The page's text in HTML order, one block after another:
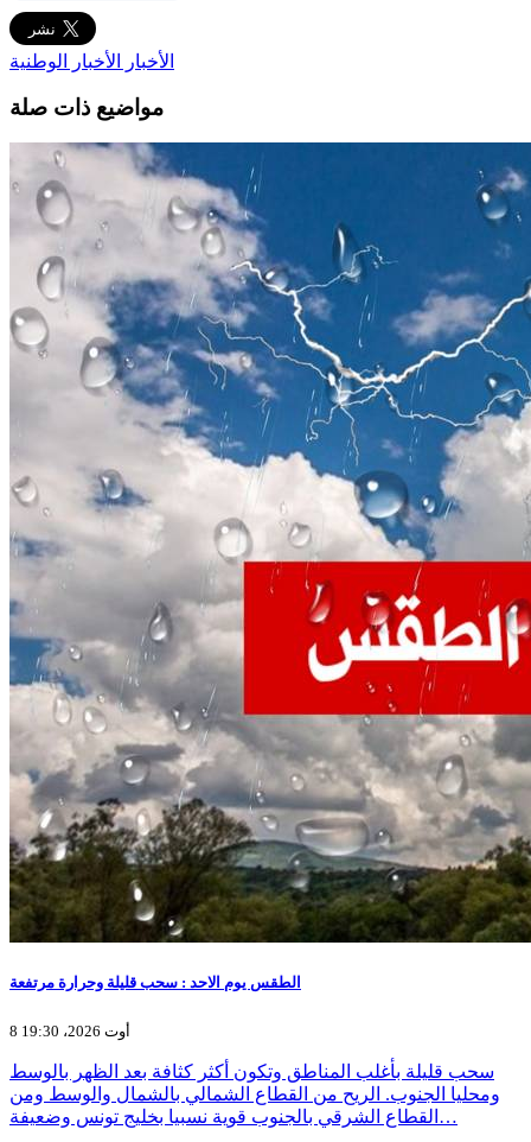
الأخبار الأخبار الوطنية
مواضيع ذات صلة
الطقس يوم الاحد : سحب قليلة وحرارة مرتفعة
8 أوت 2026، 19:30
سحب قليلة بأغلب المناطق وتكون أكثر كثافة بعد الظهر بالوسط
ومحليا الجنوب. الريح من القطاع الشمالي بالشمال والوسط ومن
القطاع الشرقي بالجنوب قوية نسبيا بخليج تونس وضعيفة…